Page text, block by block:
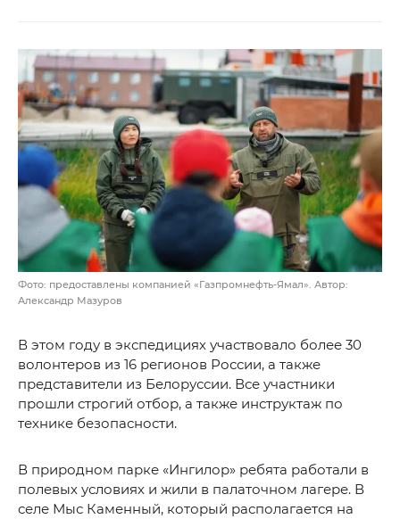
Фото: предоставлены компанией «Газпромнефть-Ямал». Автор:
Александр Мазуров
В этом году в экспедициях участвовало более 30
волонтеров из 16 регионов России, а также
представители из Белоруссии. Все участники
прошли строгий отбор, а также инструктаж по
технике безопасности.
В природном парке «Ингилор» ребята работали в
полевых условиях и жили в палаточном лагере. В
селе Мыс Каменный, который располагается на